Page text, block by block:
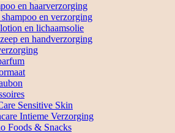
en haarverzorging
en verzorging
en lichaamsolie
en handverzorging
Sensitive Skin
Intieme Verzorging
Foods & Snacks